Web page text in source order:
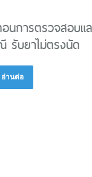
นการตรวจสอบแ
รับยาไม่ตรงนัด
านต่อ